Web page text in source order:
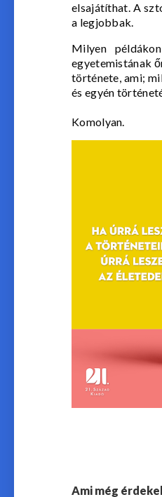
elsajátíthat. A
a legjobbak.
Milyen
egyetemistának
története, ami;
és egyén
Komolyan.
Ami még